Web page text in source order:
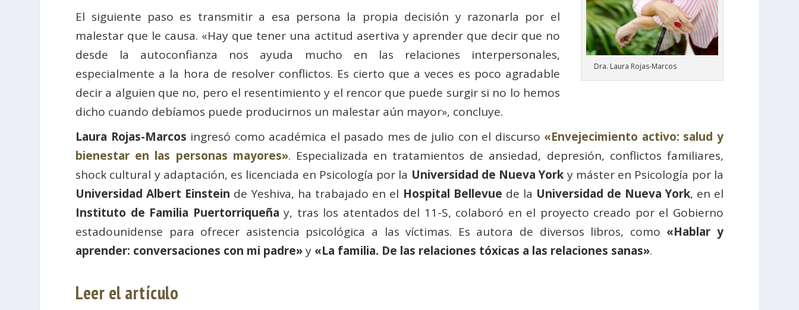
Dra. Laura Rojas-Marcos
El siguiente paso es transmitir a esa persona la propia decisión y razonarla por el
malestar que le causa. «Hay que tener una actitud asertiva y aprender que decir que no
desde la autoconfianza nos ayuda mucho en las relaciones interpersonales,
especialmente a la hora de resolver conflictos. Es cierto que a veces es poco agradable
decir a alguien que no, pero el resentimiento y el rencor que puede surgir si no lo hemos
dicho cuando debíamos puede producirnos un malestar aún mayor», concluye.
Laura Rojas-Marcos ingresó como académica el pasado mes de julio con el discurso «Envejecimiento activo: salud y
bienestar en las personas mayores». Especializada en tratamientos de ansiedad, depresión, conflictos familiares,
shock cultural y adaptación, es licenciada en Psicología por la Universidad de Nueva York y máster en Psicología por la
Universidad Albert Einstein de Yeshiva, ha trabajado en el Hospital Bellevue de la Universidad de Nueva York, en el
Instituto de Familia Puertorriqueña y, tras los atentados del 11-S, colaboró en el proyecto creado por el Gobierno
estadounidense para ofrecer asistencia psicológica a las víctimas. Es autora de diversos libros, como «Hablar y
aprender: conversaciones con mi padre»y «La familia. De las relaciones tóxicas a las relaciones sanas».
Leer el artículo